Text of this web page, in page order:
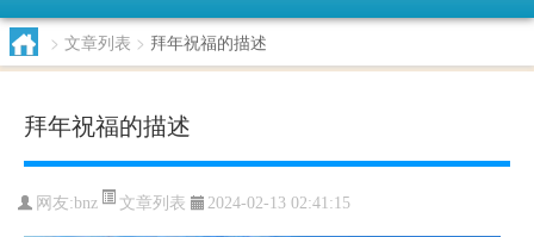
> 文章列表 > 拜年祝福的描述
拜年祝福的描述
网友:bnz 文章列表 2024-02-13 02:41:15